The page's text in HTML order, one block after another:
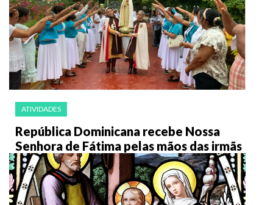
ATIVIDADES
República Dominicana recebe Nossa
Senhora de Fátima pelas mãos das irmãs